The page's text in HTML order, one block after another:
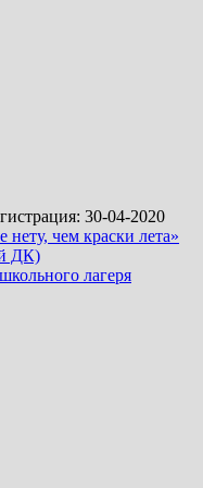
30-04-2020
нету, чем краски лета»
ДК)
лагеря